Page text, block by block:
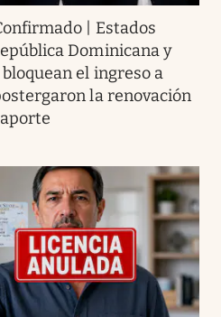
| Estados
Dominicana y
el ingreso a
la renovación